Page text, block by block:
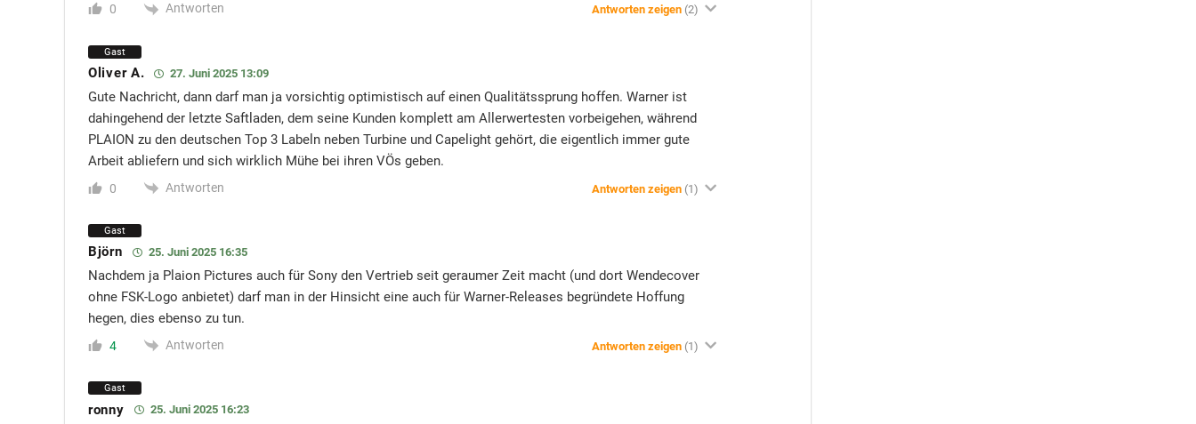
0 Antworten Antworten zeigen (2)
Gast
Oliver A. 27. Juni 2025 13:09
Gute Nachricht, dann darf man ja vorsichtig optimistisch auf einen Qualitätssprung hoffen. Warner ist
dahingehend der letzte Saftladen, dem seine Kunden komplett am Allerwertesten vorbeigehen, während
PLAION zu den deutschen Top 3 Labeln neben Turbine und Capelight gehört, die eigentlich immer gute
Arbeit abliefern und sich wirklich Mühe bei ihren VÖs geben.
0 Antworten Antworten zeigen (1)
Gast
Björn 25. Juni 2025 16:35
Nachdem ja Plaion Pictures auch für Sony den Vertrieb seit geraumer Zeit macht (und dort Wendecover
ohne FSK-Logo anbietet) darf man in der Hinsicht eine auch für Warner-Releases begründete Hoffung
hegen, dies ebenso zu tun.
4 Antworten Antworten zeigen (1)
Gast
ronny 25. Juni 2025 16:23